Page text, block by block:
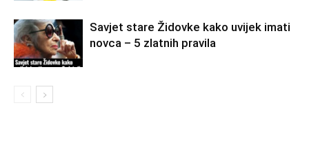
Savjet stare Židovke kako uvijek imati
novca – 5 zlatnih pravila